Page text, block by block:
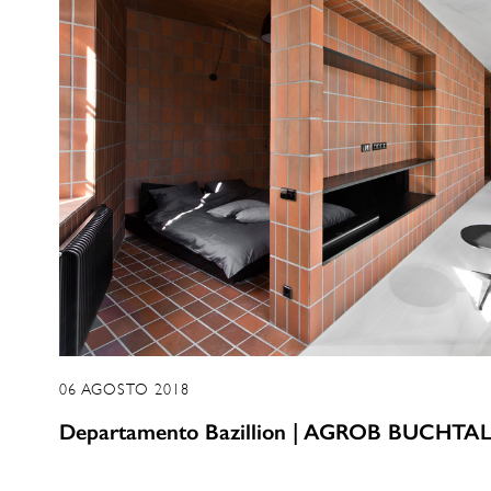
06 AGOSTO 2018
Departamento Bazillion | AGROB BUCHTAL